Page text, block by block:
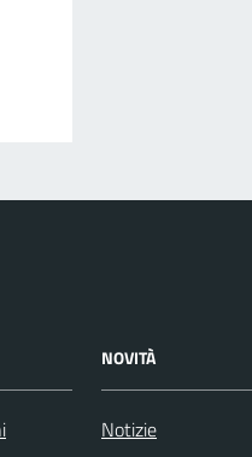
NOVITÀ
Notizie